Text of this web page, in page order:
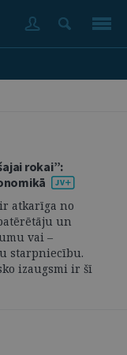
rokai”:
atkarīga no
un
vai –
starpniecību.
izaugsmi ir šī